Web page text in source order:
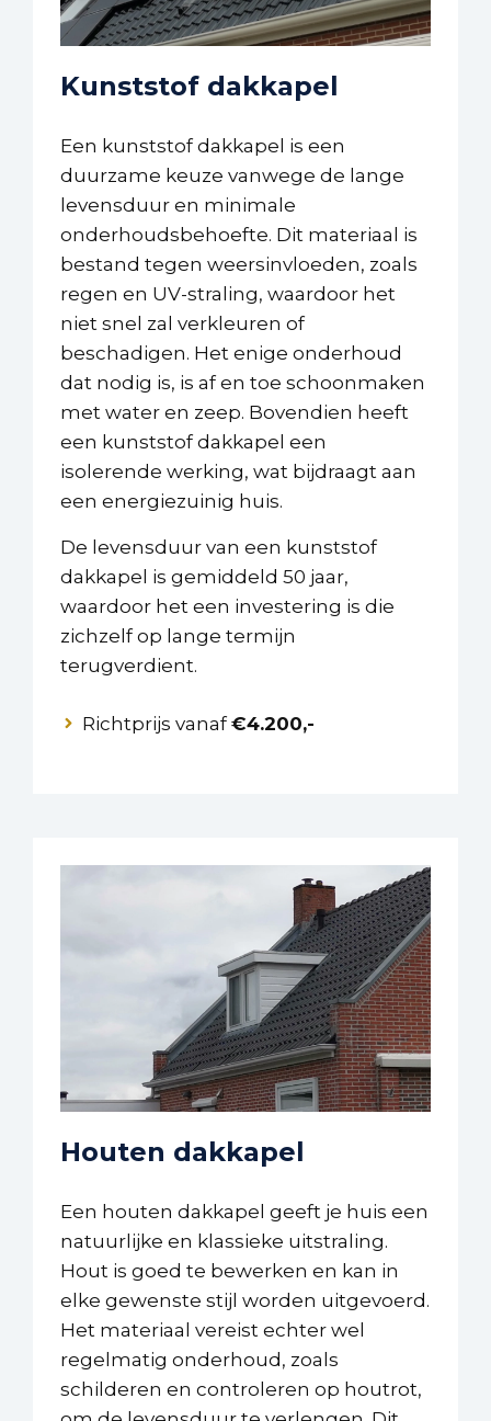
Kunststof dakkapel
Een kunststof dakkapel is een
duurzame keuze vanwege de lange
levensduur en minimale
onderhoudsbehoefte. Dit materiaal is
bestand tegen weersinvloeden, zoals
regen en UV-straling, waardoor het
niet snel zal verkleuren of
beschadigen. Het enige onderhoud
dat nodig is, is af en toe schoonmaken
met water en zeep. Bovendien heeft
een kunststof dakkapel een
isolerende werking, wat bijdraagt aan
een energiezuinig huis.
De levensduur van een kunststof
dakkapel is gemiddeld 50 jaar,
waardoor het een investering is die
zichzelf op lange termijn
terugverdient.
Richtprijs vanaf€4.200,-
Houten dakkapel
Een houten dakkapel geeft je huis een
natuurlijke en klassieke uitstraling.
Hout is goed te bewerken en kan in
elke gewenste stijl worden uitgevoerd.
Het materiaal vereist echter wel
regelmatig onderhoud, zoals
schilderen en controleren op houtrot,